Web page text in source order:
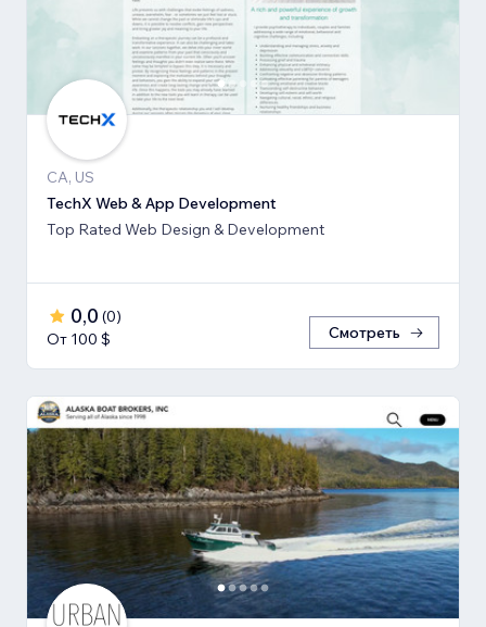
CA, US
TechX Web & App Development
Top Rated Web Design & Development
0,0 (0)
От 100 $
Смотреть